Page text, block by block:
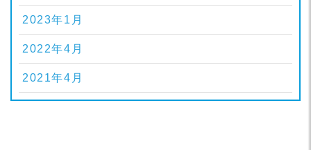
2023年1月
2022年4月
2021年4月